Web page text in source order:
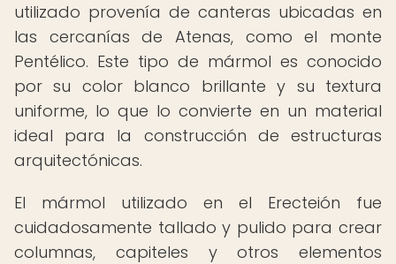
utilizado provenía de canteras ubicadas en
las cercanías de Atenas, como el monte
Pentélico. Este tipo de mármol es conocido
por su color blanco brillante y su textura
uniforme, lo que lo convierte en un material
ideal para la construcción de estructuras
arquitectónicas.
El mármol utilizado en el Erecteión fue
cuidadosamente tallado y pulido para crear
columnas, capiteles y otros elementos